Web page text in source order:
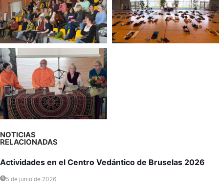
NOTICIAS
RELACIONADAS
Actividades en el Centro Vedántico de Bruselas 2026
5 de junio de 2026